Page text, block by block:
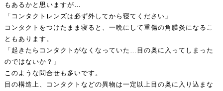
もあるかと思いますが…
「コンタクトレンズは必ず外してから寝てください」
コンタクトをつけたまま寝ると、一晩にして重傷の角膜炎になるこ
ともあります。
「起きたらコンタクトがなくなっていた…目の奥に入ってしまった
のではないか？」
このような問合せも多いです。
目の構造上、コンタクトなどの異物は一定以上目の奥に入り込まな